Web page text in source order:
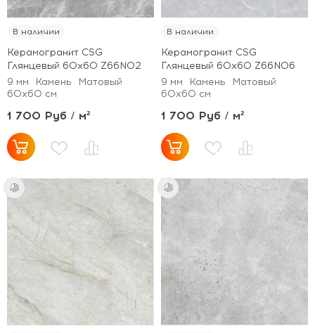
В наличии
Керамогранит CSG
Глянцевый 60x60 Z66N02
9 мм
Камень
Матовый
60x60 см
1 700 Руб / м²
В наличии
Керамогранит CSG
Глянцевый 60x60 Z66N06
9 мм
Камень
Матовый
60x60 см
1 700 Руб / м²